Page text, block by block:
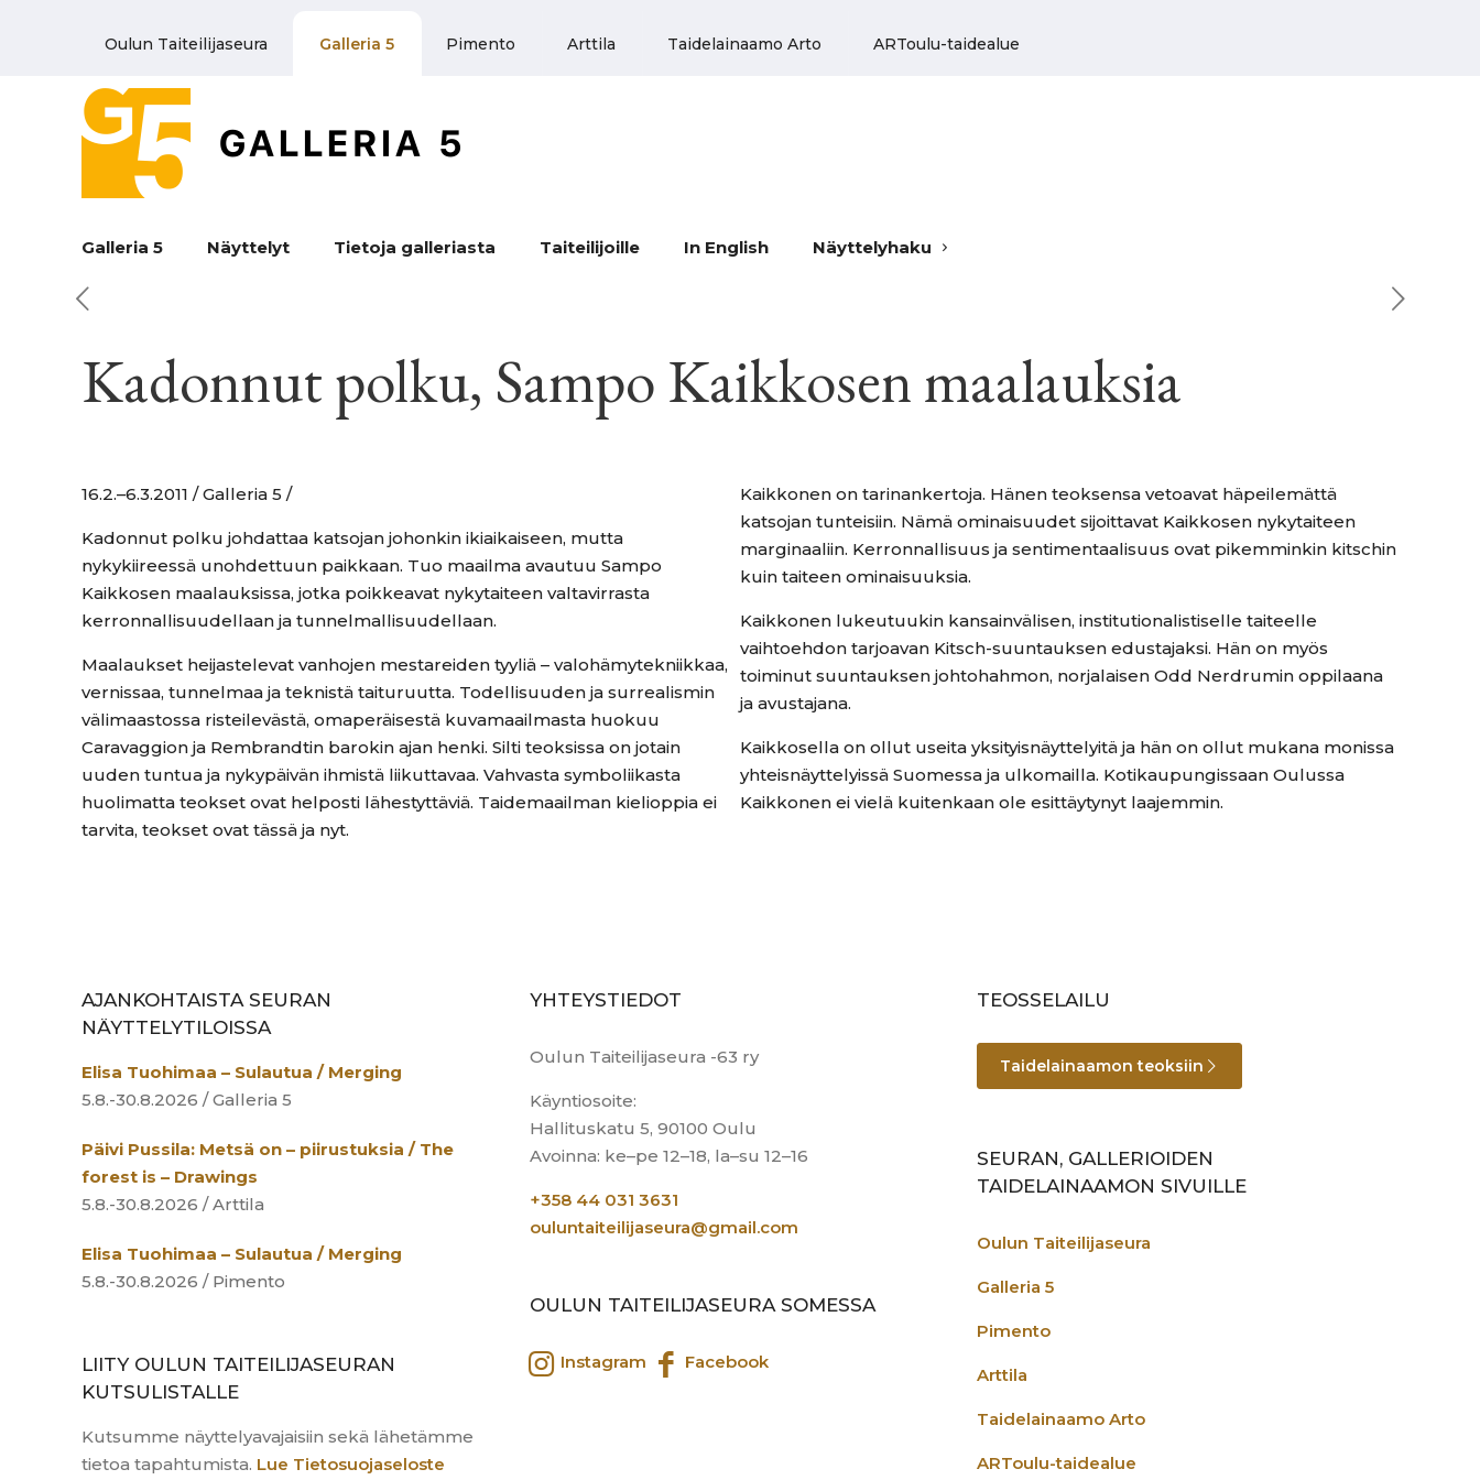
Oulun Taiteilijaseura Galleria 5 Pimento Arttila Taidelainaamo Arto ARToulu-taidealue
Galleria 5 Näyttelyt Tietoja galleriasta Taiteilijoille In English Näyttelyhaku
Kadonnut polku, Sampo Kaikkosen maalauksia
16.2.–6.3.2011 / Galleria 5 /
Kadonnut polku johdattaa katsojan johonkin ikiaikaiseen, mutta
nykykiireessä unohdettuun paikkaan. Tuo maailma avautuu Sampo
Kaikkosen maalauksissa, jotka poikkeavat nykytaiteen valtavirrasta
kerronnallisuudellaan ja tunnelmallisuudellaan.
Maalaukset heijastelevat vanhojen mestareiden tyyliä – valohämytekniikkaa,
vernissaa, tunnelmaa ja teknistä taituruutta. Todellisuuden ja surrealismin
välimaastossa risteilevästä, omaperäisestä kuvamaailmasta huokuu
Caravaggion ja Rembrandtin barokin ajan henki. Silti teoksissa on jotain
uuden tuntua ja nykypäivän ihmistä liikuttavaa. Vahvasta symboliikasta
huolimatta teokset ovat helposti lähestyttäviä. Taidemaailman kielioppia ei
tarvita, teokset ovat tässä ja nyt.
Kaikkonen on tarinankertoja. Hänen teoksensa vetoavat häpeilemättä
katsojan tunteisiin. Nämä ominaisuudet sijoittavat Kaikkosen nykytaiteen
marginaaliin. Kerronnallisuus ja sentimentaalisuus ovat pikemminkin kitschin
kuin taiteen ominaisuuksia.
Kaikkonen lukeutuukin kansainvälisen, institutionalistiselle taiteelle
vaihtoehdon tarjoavan Kitsch-suuntauksen edustajaksi. Hän on myös
toiminut suuntauksen johtohahmon, norjalaisen Odd Nerdrumin oppilaana
ja avustajana.
Kaikkosella on ollut useita yksityisnäyttelyitä ja hän on ollut mukana monissa
yhteisnäyttelyissä Suomessa ja ulkomailla. Kotikaupungissaan Oulussa
Kaikkonen ei vielä kuitenkaan ole esittäytynyt laajemmin.
AJANKOHTAISTA SEURAN
NÄYTTELYTILOISSA
Elisa Tuohimaa – Sulautua / Merging
5.8.-30.8.2026 / Galleria 5
Päivi Pussila: Metsä on – piirustuksia / The
forest is – Drawings
5.8.-30.8.2026 / Arttila
Elisa Tuohimaa – Sulautua / Merging
5.8.-30.8.2026 / Pimento
LIITY OULUN TAITEILIJASEURAN
KUTSULISTALLE
Kutsumme näyttelyavajaisiin sekä lähetämme
tietoa tapahtumista. Lue Tietosuojaseloste
YHTEYSTIEDOT
Oulun Taiteilijaseura -63 ry
Käyntiosoite:
Hallituskatu 5, 90100 Oulu
Avoinna: ke–pe 12–18, la–su 12–16
+358 44 031 3631
ouluntaiteilijaseura@gmail.com
OULUN TAITEILIJASEURA SOMESSA
Instagram Facebook
TEOSSELAILU
Taidelainaamon teoksiin
SEURAN, GALLERIOIDEN
TAIDELAINAAMON SIVUILLE
Oulun Taiteilijaseura
Galleria 5
Pimento
Arttila
Taidelainaamo Arto
ARToulu-taidealue